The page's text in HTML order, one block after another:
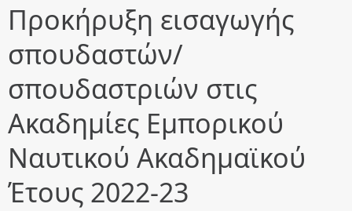
Προκήρυξη εισαγωγής
σπουδαστών/
σπουδαστριών στις
Ακαδημίες Εμπορικού
Ναυτικού Ακαδημαϊκού
Έτους 2022-23